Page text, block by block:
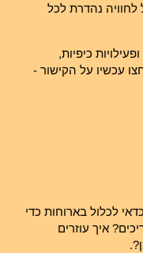
נהדרת לכל
כיפיות,
עכשיו על הקישור -
לכלול בארוחות כדי
איך עוזרים